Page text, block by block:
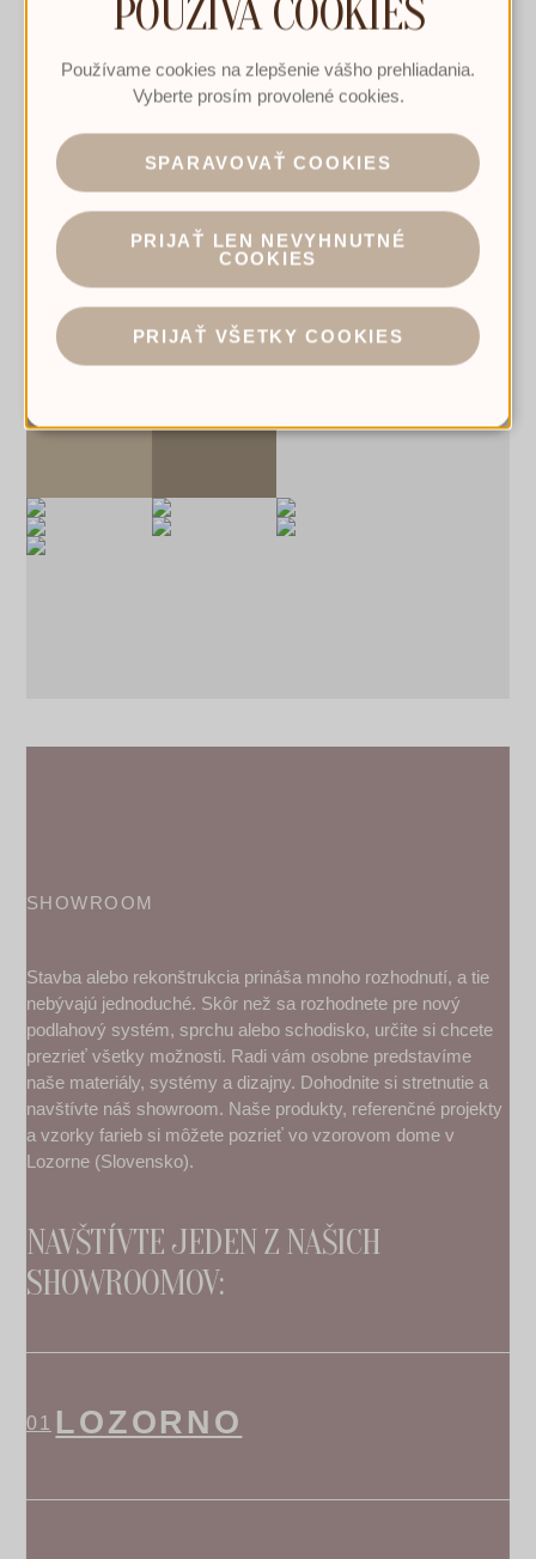
SHOWROOM
Stavba alebo rekonštrukcia prináša mnoho rozhodnutí, a tie
nebývajú jednoduché. Skôr než sa rozhodnete pre nový
podlahový systém, sprchu alebo schodisko, určite si chcete
prezrieť všetky možnosti. Radi vám osobne predstavíme
naše materiály, systémy a dizajny. Dohodnite si stretnutie a
navštívte náš showroom. Naše produkty, referenčné projekty
a vzorky farieb si môžete pozrieť vo vzorovom dome v
Lozorne (Slovensko).
NAVŠTÍVTE JEDEN Z NAŠICH
SHOWROOMOV:
LOZORNO
POUŽÍVA COOKIES
Používame cookies na zlepšenie vášho prehliadania.
Vyberte prosím provolené cookies.
SPARAVOVAŤ COOKIES
PRIJAŤ LEN NEVYHNUTNÉ
COOKIES
PRIJAŤ VŠETKY COOKIES